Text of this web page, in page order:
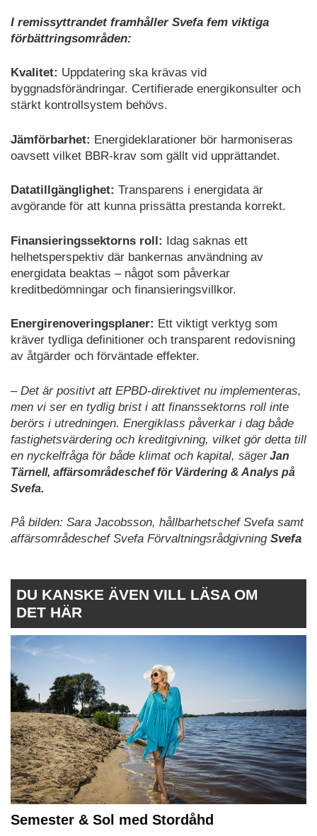
I remissyttrandet framhåller Svefa fem viktiga
förbättringsområden:
Kvalitet: Uppdatering ska krävas vid
byggnadsförändringar. Certifierade energikonsulter och
stärkt kontrollsystem behövs.
Jämförbarhet: Energideklarationer bör harmoniseras
oavsett vilket BBR-krav som gällt vid upprättandet.
Datatillgänglighet: Transparens i energidata är
avgörande för att kunna prissätta prestanda korrekt.
Finansieringssektorns roll: Idag saknas ett
helhetsperspektiv där bankernas användning av
energidata beaktas – något som påverkar
kreditbedömningar och finansieringsvillkor.
Energirenoveringsplaner: Ett viktigt verktyg som
kräver tydliga definitioner och transparent redovisning
av åtgärder och förväntade effekter.
– Det är positivt att EPBD-direktivet nu implementeras,
men vi ser en tydlig brist i att finanssektorns roll inte
berörs i utredningen. Energiklass påverkar i dag både
fastighetsvärdering och kreditgivning, vilket gör detta till
en nyckelfråga för både klimat och kapital, sägerJan
Tärnell, affärsområdeschef för Värdering & Analys på
Svefa.
På bilden: Sara Jacobsson, hållbarhetschef Svefa samt
affärsområdeschef Svefa Förvaltningsrådgivning Svefa
DU KANSKE ÄVEN VILL LÄSA OM
DET HÄR
Semester & Sol med Stordåhd